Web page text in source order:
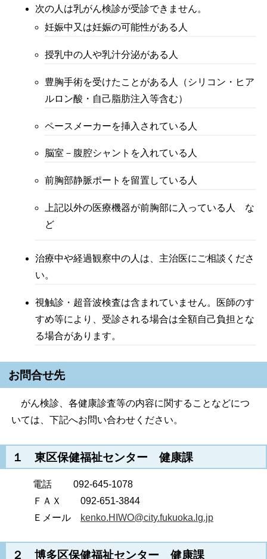
次の人は乳がん検診が受診できません。
妊娠中又は妊娠の可能性がある人
授乳中の人や乳汁分泌がある人
豊胸手術を受けたことがある人（シリコン・ヒア
ルロン酸・自己脂肪注入等含む）
ペースメーカーを挿入されている人
脳室－腹腔シャントを入れている人
前胸部静脈ポートを留置している人
上記以外の医療機器が前胸部に入っている人 な
ど
治療中や経過観察中の人は、主治医にご相談くださ
い。
視触診・超音波検査は含まれていません。医師のす
すめ等により、受診される場合は全額自己負担とな
る場合があります。
お問合せ先
がん検診、各健康診査等の内容に関することなどにつ
いては、下記へお問い合わせください。
１ 東区保健福祉センター 健康課
電話 092-645-1078
ＦＡＸ 092-651-3844
Ｅメール
kenko.HIWO@city.fukuoka.lg.jp
２ 博多区保健福祉センター 健康課